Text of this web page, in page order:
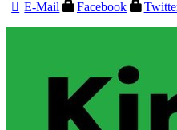
E-Mail Facebook